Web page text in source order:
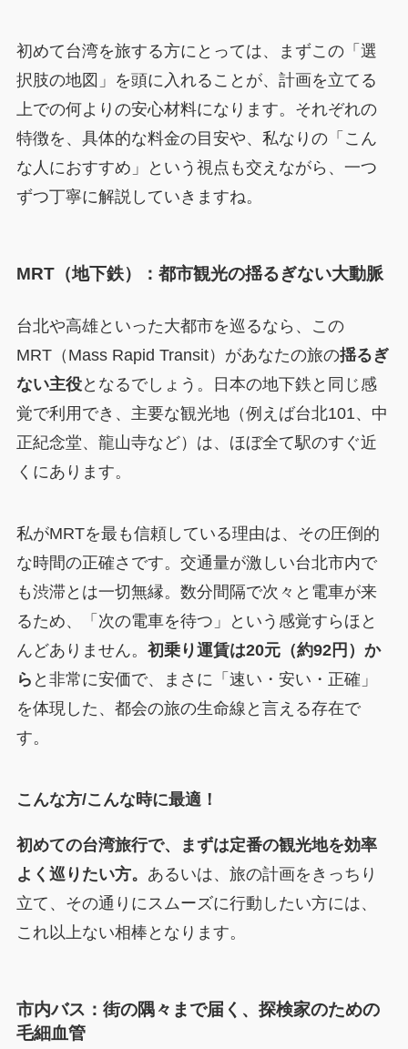
初めて台湾を旅する方にとっては、まずこの「選
択肢の地図」を頭に入れることが、計画を立てる
上での何よりの安心材料になります。それぞれの
特徴を、具体的な料金の目安や、私なりの「こん
な人におすすめ」という視点も交えながら、一つ
ずつ丁寧に解説していきますね。
MRT（地下鉄）：都市観光の揺るぎない大動脈
台北や高雄といった大都市を巡るなら、この
MRT（Mass Rapid Transit）があなたの旅の揺るぎ
ない主役となるでしょう。日本の地下鉄と同じ感
覚で利用でき、主要な観光地（例えば台北101、中
正紀念堂、龍山寺など）は、ほぼ全て駅のすぐ近
くにあります。
私がMRTを最も信頼している理由は、その圧倒的
な時間の正確さです。交通量が激しい台北市内で
も渋滞とは一切無縁。数分間隔で次々と電車が来
るため、「次の電車を待つ」という感覚すらほと
んどありません。 初乗り運賃は20元（約92円）か
ら と非常に安価で、まさに「速い・安い・正確」
を体現した、都会の旅の生命線と言える存在で
す。
こんな方/こんな時に最適！
初めての台湾旅行で、まずは定番の観光地を効率
よく巡りたい方。 あるいは、旅の計画をきっちり
立て、その通りにスムーズに行動したい方には、
これ以上ない相棒となります。
市内バス：街の隅々まで届く、探検家のための
毛細血管